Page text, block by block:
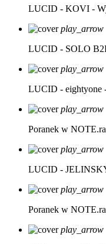
LUCID - KOVI -
play_arrow
LUCID - SOLO
play_arrow
LUCID - eightyone
play_arrow
Poranek w
play_arrow
LUCID -
play_arrow
Poranek w
play_arrow